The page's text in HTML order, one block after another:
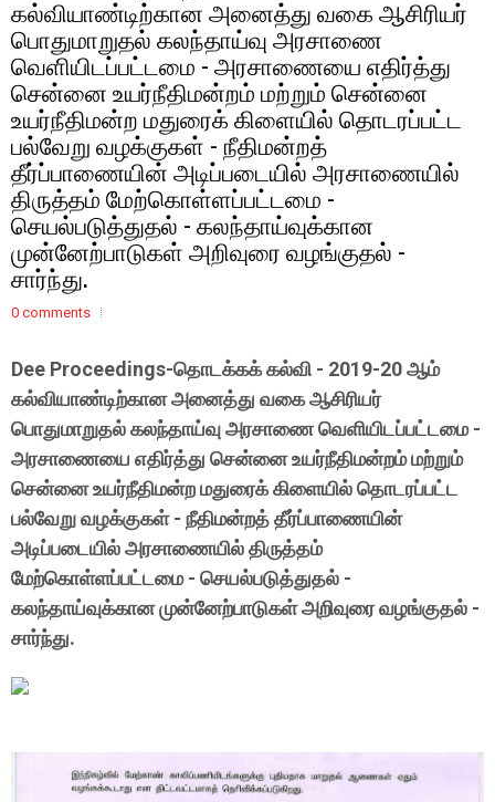
கல்வியாண்டிற்கான அனைத்து வகை ஆசிரியர்
பொதுமாறுதல் கலந்தாய்வு அரசாணை
வெளியிடப்பட்டமை - அரசாணையை எதிர்த்து
சென்னை உயர்நீதிமன்றம் மற்றும் சென்னை
உயர்நீதிமன்ற மதுரைக் கிளையில் தொடரப்பட்ட
பல்வேறு வழக்குகள் - நீதிமன்றத்
தீர்ப்பாணையின் அடிப்படையில் அரசாணையில்
திருத்தம் மேற்கொள்ளப்பட்டமை -
செயல்படுத்துதல் - கலந்தாய்வுக்கான
முன்னேற்பாடுகள் அறிவுரை வழங்குதல் -
சார்ந்து.
0 comments
Dee Proceedings-தொடக்கக் கல்வி - 2019-20 ஆம்
கல்வியாண்டிற்கான அனைத்து வகை ஆசிரியர்
பொதுமாறுதல் கலந்தாய்வு அரசாணை வெளியிடப்பட்டமை -
அரசாணையை எதிர்த்து சென்னை உயர்நீதிமன்றம் மற்றும்
சென்னை உயர்நீதிமன்ற மதுரைக் கிளையில் தொடரப்பட்ட
பல்வேறு வழக்குகள் - நீதிமன்றத் தீர்ப்பாணையின்
அடிப்படையில் அரசாணையில் திருத்தம்
மேற்கொள்ளப்பட்டமை - செயல்படுத்துதல் -
கலந்தாய்வுக்கான முன்னேற்பாடுகள் அறிவுரை வழங்குதல் -
சார்ந்து.